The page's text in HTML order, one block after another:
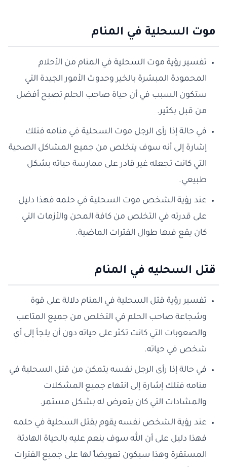
موت السحلية في المنام
تفسير رؤية موت السحلية في المنام من الأحلام
المحمودة المبشرة بالخير وحدوث الأمور الجيدة التي
ستكون السبب في أن حياة صاحب الحلم تصبح أفضل
من قبل بكثير.
في حالة إذا رأى الرجل موت السحلية في منامه فتلك
إشارة إلى أنه سوف يتخلص من جميع المشاكل الصحية
التي كانت تجعله غير قادر على ممارسة حياته بشكل
طبيعي.
عند رؤية الشخص موت السحلية في حلمه فهذا دليل
على قدرته في التخلص من كافة المحن والأزمات التي
كان يقع فيها طوال الفترات الماضية.
قتل السحليه في المنام
تفسير رؤية قتل السحلية في المنام دلالة على قوة
وشجاعة صاحب الحلم في التخلص من جميع المتاعب
والصعوبات التي كانت تكثر على حياته دون أن يلجأ إلى أي
شخص في حياته.
في حالة إذا رأى الرجل نفسه يتمكن من قتل السحلية في
منامه فتلك إشارة إلى انتهاء جميع المشكلات
والمشادات التي كان يتعرض له بشكل مستمر.
عند رؤية الشخص نفسه يقوم بقتل السحلية في حلمه
فهذا دليل على أن الله سوف ينعم عليه بالحياة الهادئة
المستقرة وهذا سيكون تعويضاً لها على جميع الفترات